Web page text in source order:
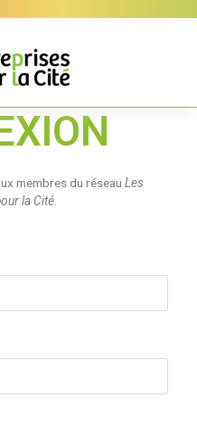
membres du réseau Les
la Cité.